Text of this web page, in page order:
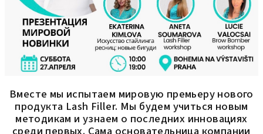
Вместе мы испытаем мировую премьеру нового
продукта Lash Filler. Мы будем учиться новым
методикам и узнаем о последних инновациях